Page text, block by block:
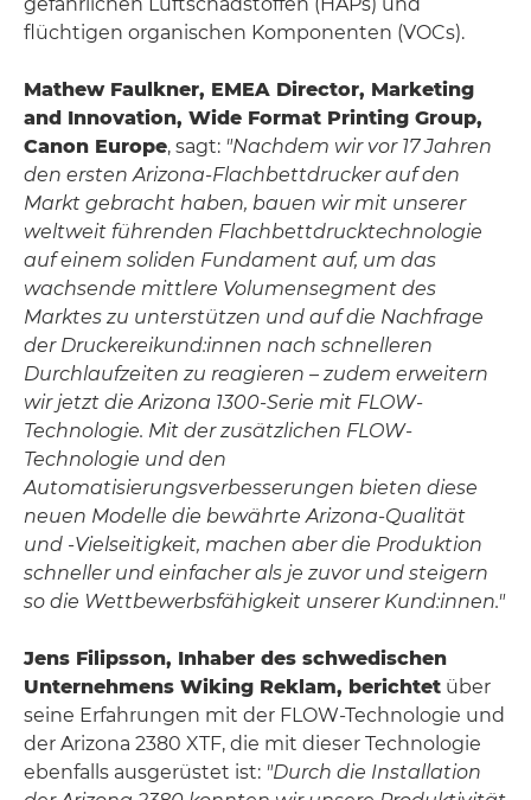
flüchtigen organischen Komponenten (VOCs).
Mathew Faulkner, EMEA Director, Marketing
and Innovation, Wide Format Printing Group,
Canon Europe, sagt: "Nachdem wir vor 17 Jahren
den ersten Arizona-Flachbettdrucker auf den
Markt gebracht haben, bauen wir mit unserer
weltweit führenden Flachbettdrucktechnologie
auf einem soliden Fundament auf, um das
wachsende mittlere Volumensegment des
Marktes zu unterstützen und auf die Nachfrage
der Druckereikund:innen nach schnelleren
Durchlaufzeiten zu reagieren – zudem erweitern
wir jetzt die Arizona 1300-Serie mit FLOW-
Technologie. Mit der zusätzlichen FLOW-
Technologie und den
Automatisierungsverbesserungen bieten diese
neuen Modelle die bewährte Arizona-Qualität
und -Vielseitigkeit, machen aber die Produktion
schneller und einfacher als je zuvor und steigern
so die Wettbewerbsfähigkeit unserer Kund:innen."
Jens Filipsson, Inhaber des schwedischen
Unternehmens Wiking Reklam, berichtet über
seine Erfahrungen mit der FLOW-Technologie und
der Arizona 2380 XTF, die mit dieser Technologie
ebenfalls ausgerüstet ist: "Durch die Installation